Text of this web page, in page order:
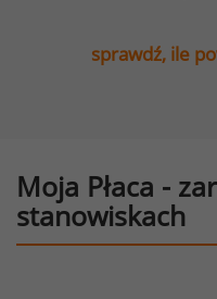
sprawdź, ile
Moja Płaca -
stanowiskach